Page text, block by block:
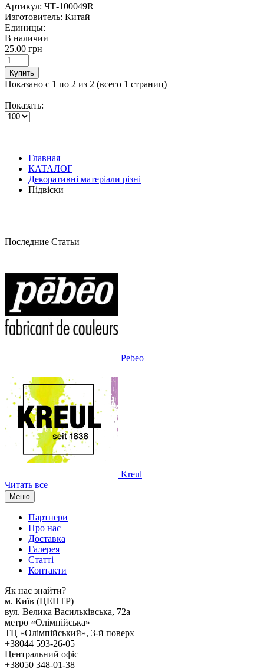
Артикул: ЧТ-100049R
Изготовитель: Китай
Единицы:
В наличии
25.00 грн
Купить
Показано с 1 по 2 из 2 (всего 1 страниц)
Показать:
Главная
КАТАЛОГ
Декоративні матеріали різні
Підвіски
Последние Статьи
Pebeo
Kreul
Читать все
Меню
Партнери
Про нас
Доставка
Галерея
Статтi
Контакти
Як наc знайти?
м. Киïв (ЦЕНТР)
вул. Велика Васильківська, 72а
метро «Олімпійська»
ТЦ «Олімпійський», 3-й поверх
+38044 593-26-05
Центральний офіс
+38050 348-01-38